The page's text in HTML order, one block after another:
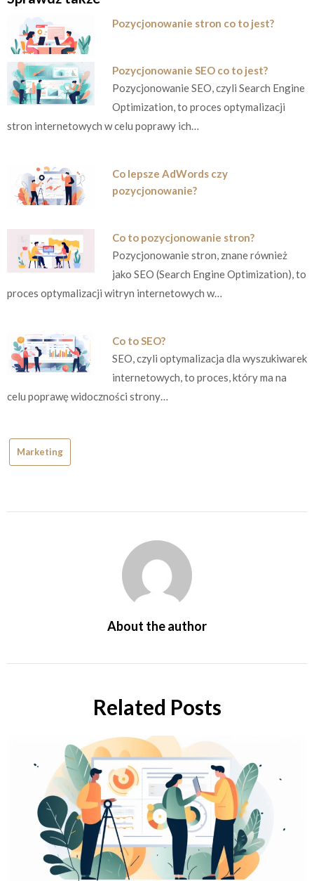
Pozycjonowanie stron co to jest?
Pozycjonowanie SEO co to jest?
Pozycjonowanie SEO, czyli Search Engine
Optimization, to proces optymalizacji
stron internetowych w celu poprawy ich…
Co lepsze AdWords czy
pozycjonowanie?
Co to pozycjonowanie stron?
Pozycjonowanie stron, znane również
jako SEO (Search Engine Optimization), to
proces optymalizacji witryn internetowych w…
Co to SEO?
SEO, czyli optymalizacja dla wyszukiwarek
internetowych, to proces, który ma na
celu poprawę widoczności strony…
Marketing
About the author
Related Posts